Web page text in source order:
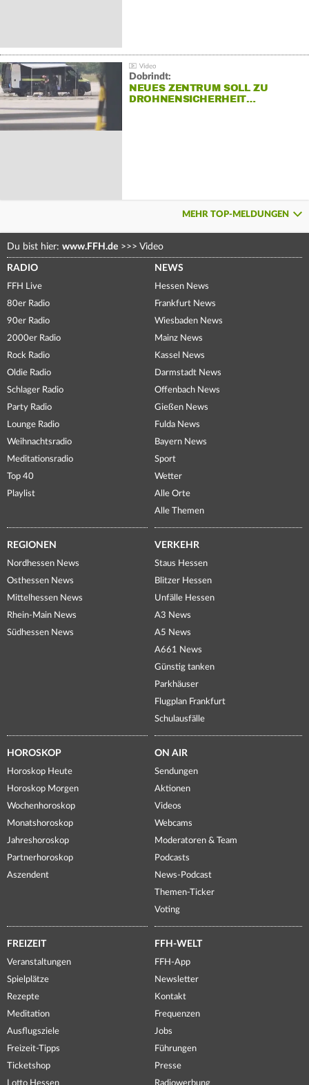
Dobrindt:
NEUES ZENTRUM SOLL ZU
DROHNENSICHERHEIT…
MEHR TOP-MELDUNGEN
Du bist hier: www.FFH.de >>> Video
RADIO
FFH Live
80er Radio
90er Radio
2000er Radio
Rock Radio
Oldie Radio
Schlager Radio
Party Radio
Lounge Radio
Weihnachtsradio
Meditationsradio
Top 40
Playlist
NEWS
Hessen News
Frankfurt News
Wiesbaden News
Mainz News
Kassel News
Darmstadt News
Offenbach News
Gießen News
Fulda News
Bayern News
Sport
Wetter
Alle Orte
Alle Themen
REGIONEN
Nordhessen News
Osthessen News
Mittelhessen News
Rhein-Main News
Südhessen News
VERKEHR
Staus Hessen
Blitzer Hessen
Unfälle Hessen
A3 News
A5 News
A661 News
Günstig tanken
Parkhäuser
Flugplan Frankfurt
Schulausfälle
HOROSKOP
Horoskop Heute
Horoskop Morgen
Wochenhoroskop
Monatshoroskop
Jahreshoroskop
Partnerhoroskop
Aszendent
ON AIR
Sendungen
Aktionen
Videos
Webcams
Moderatoren & Team
Podcasts
News-Podcast
Themen-Ticker
Voting
FREIZEIT
Veranstaltungen
Spielplätze
Rezepte
Meditation
Ausflugsziele
Freizeit-Tipps
Ticketshop
Lotto Hessen
FFH-WELT
FFH-App
Newsletter
Kontakt
Frequenzen
Jobs
Führungen
Presse
Radiowerbung